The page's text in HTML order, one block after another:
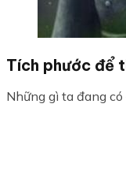
Tích phước để
Những gì ta đang có